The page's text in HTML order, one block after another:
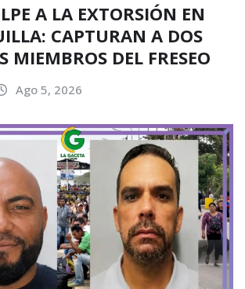
A LA EXTORSIÓN EN
CAPTURAN A DOS
MIEMBROS DEL FRESEO
Ago 5, 2026